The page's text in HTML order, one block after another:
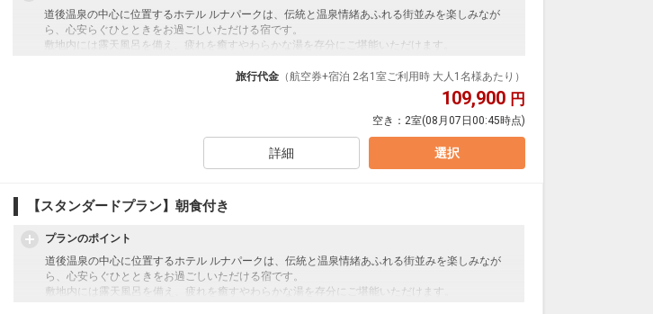
道後温泉の中心に位置するホテル ルナパークは、伝統と温泉情緒あふれる街並みを楽しみなが
ら、心安らぐひとときをお過ごしいただける宿です。
敷地内には露天風呂を備え、疲れを癒すやわらかな湯を存分にご堪能いただけます。
和の趣と現代的な快適さを兼ね備えた客室で、どうぞごゆっくりとおくつろぎください。
施設使用料として1人1泊1,100円のお支払いが必要となります。（現地払い）
旅行代金 （航空券+宿泊 2名1室ご利用時 大人1名様あたり）
109,900 円
空き： 2室(08月07日00:45時点)
詳細 選択
【スタンダードプラン】朝食付き
プランのポイント
道後温泉の中心に位置するホテル ルナパークは、伝統と温泉情緒あふれる街並みを楽しみなが
ら、心安らぐひとときをお過ごしいただける宿です。
敷地内には露天風呂を備え、疲れを癒すやわらかな湯を存分にご堪能いただけます。